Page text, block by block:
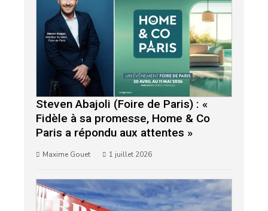
Steven Abajoli (Foire de Paris) : «
Fidèle à sa promesse, Home & Co
Paris a répondu aux attentes »
Maxime Gouet 1 juillet 2026